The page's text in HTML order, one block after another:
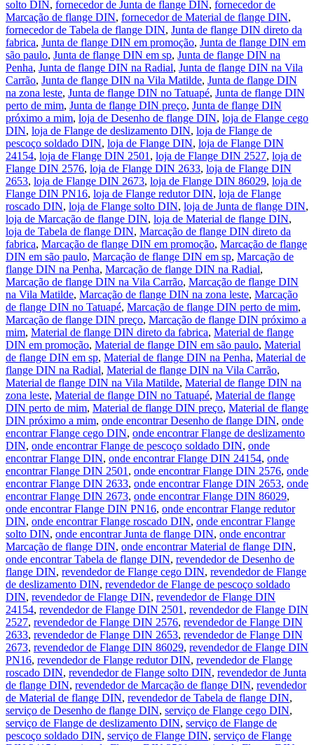
solto DIN, fornecedor de Junta de flange DIN, fornecedor de
Marcação de flange DIN, fornecedor de Material de flange DIN,
fornecedor de Tabela de flange DIN, Junta de flange DIN direto da
fabrica, Junta de flange DIN em promoção, Junta de flange DIN em
são paulo, Junta de flange DIN em sp, Junta de flange DIN na
Penha, Junta de flange DIN na Radial, Junta de flange DIN na Vila
Carrão, Junta de flange DIN na Vila Matilde, Junta de flange DIN
na zona leste, Junta de flange DIN no Tatuapé, Junta de flange DIN
perto de mim, Junta de flange DIN preço, Junta de flange DIN
próximo a mim, loja de Desenho de flange DIN, loja de Flange cego
DIN, loja de Flange de deslizamento DIN, loja de Flange de
pescoço soldado DIN, loja de Flange DIN, loja de Flange DIN
24154, loja de Flange DIN 2501 , loja de Flange DIN 2527, loja de
Flange DIN 2576, loja de Flange DIN 2633, loja de Flange DIN
2653, loja de Flange DIN 2673, loja de Flange DIN 86029, loja de
Flange DIN PN16, loja de Flange redutor DIN, loja de Flange
roscado DIN, loja de Flange solto DIN, loja de Junta de flange DIN,
loja de Marcação de flange DIN, loja de Material de flange DIN,
loja de Tabela de flange DIN, Marcação de flange DIN direto da
fabrica, Marcação de flange DIN em promoção, Marcação de flange
DIN em são paulo, Marcação de flange DIN em sp, Marcação de
flange DIN na Penha, Marcação de flange DIN na Radial,
Marcação de flange DIN na Vila Carrão, Marcação de flange DIN
na Vila Matilde, Marcação de flange DIN na zona leste, Marcação
de flange DIN no Tatuapé, Marcação de flange DIN perto de mim,
Marcação de flange DIN preço, Marcação de flange DIN próximo a
mim, Material de flange DIN direto da fabrica, Material de flange
DIN em promoção, Material de flange DIN em são paulo, Material
de flange DIN em sp, Material de flange DIN na Penha, Material de
flange DIN na Radial, Material de flange DIN na Vila Carrão,
Material de flange DIN na Vila Matilde, Material de flange DIN na
zona leste, Material de flange DIN no Tatuapé, Material de flange
DIN perto de mim, Material de flange DIN preço, Material de flange
DIN próximo a mim, onde encontrar Desenho de flange DIN, onde
encontrar Flange cego DIN, onde encontrar Flange de deslizamento
DIN, onde encontrar Flange de pescoço soldado DIN, onde
encontrar Flange DIN, onde encontrar Flange DIN 24154, onde
encontrar Flange DIN 2501 , onde encontrar Flange DIN 2576, onde
encontrar Flange DIN 2633, onde encontrar Flange DIN 2653, onde
encontrar Flange DIN 2673, onde encontrar Flange DIN 86029,
onde encontrar Flange DIN PN16, onde encontrar Flange redutor
DIN, onde encontrar Flange roscado DIN, onde encontrar Flange
solto DIN, onde encontrar Junta de flange DIN, onde encontrar
Marcação de flange DIN, onde encontrar Material de flange DIN,
onde encontrar Tabela de flange DIN, revendedor de Desenho de
flange DIN, revendedor de Flange cego DIN, revendedor de Flange
de deslizamento DIN, revendedor de Flange de pescoço soldado
DIN, revendedor de Flange DIN, revendedor de Flange DIN
24154, revendedor de Flange DIN 2501 , revendedor de Flange DIN
2527, revendedor de Flange DIN 2576, revendedor de Flange DIN
2633, revendedor de Flange DIN 2653, revendedor de Flange DIN
2673, revendedor de Flange DIN 86029, revendedor de Flange DIN
PN16, revendedor de Flange redutor DIN, revendedor de Flange
roscado DIN, revendedor de Flange solto DIN, revendedor de Junta
de flange DIN, revendedor de Marcação de flange DIN, revendedor
de Material de flange DIN, revendedor de Tabela de flange DIN,
serviço de Desenho de flange DIN, serviço de Flange cego DIN,
serviço de Flange de deslizamento DIN, serviço de Flange de
pescoço soldado DIN, serviço de Flange DIN, serviço de Flange